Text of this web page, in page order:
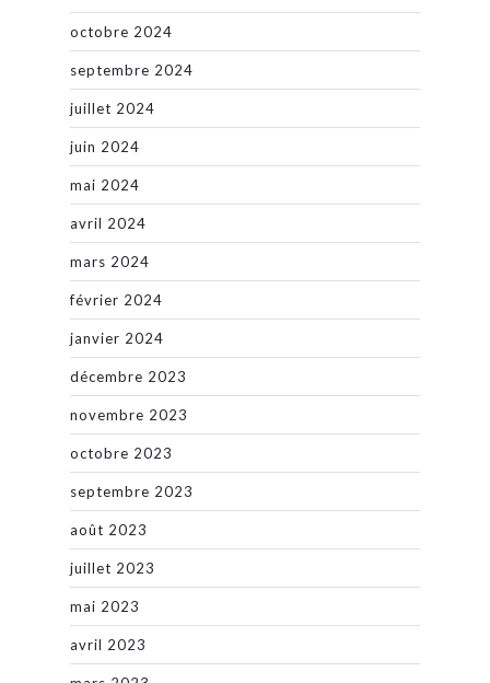
octobre 2024
septembre 2024
juillet 2024
juin 2024
mai 2024
avril 2024
mars 2024
février 2024
janvier 2024
décembre 2023
novembre 2023
octobre 2023
septembre 2023
août 2023
juillet 2023
mai 2023
avril 2023